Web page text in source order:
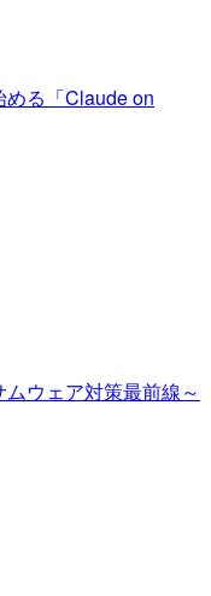
める「Claude on
ムウェア対策最前線～